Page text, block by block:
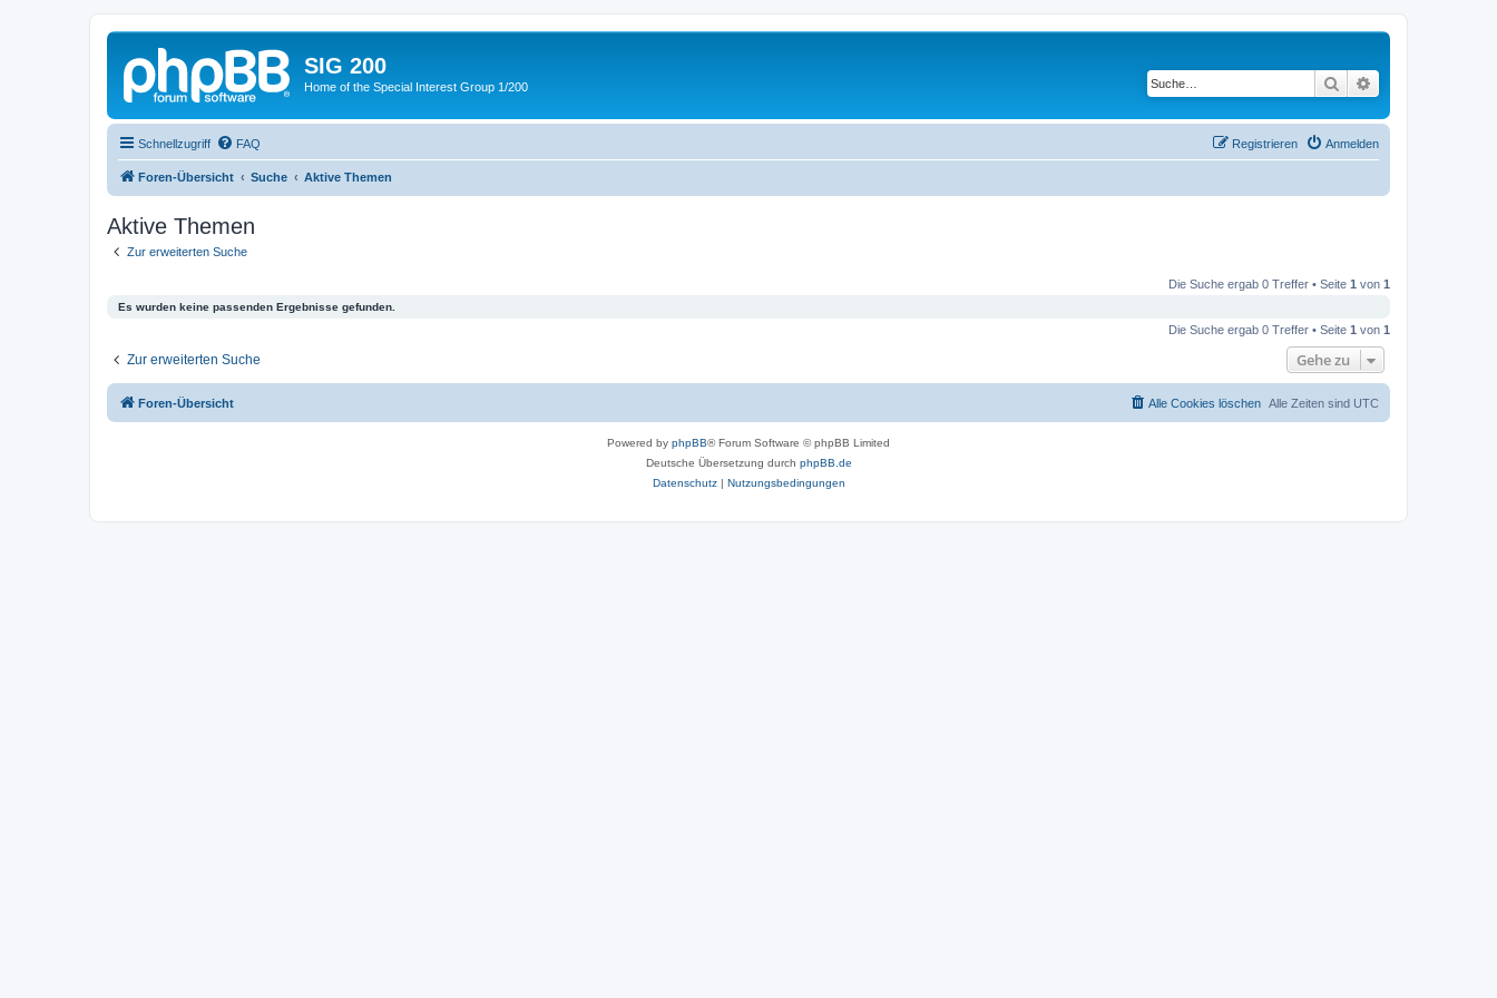
SIG 200
Home of the Special Interest Group 1/200 Suche
Schnellzugriff FAQ Anmelden
Registrieren
Foren-Übersicht Suche Aktive Themen
Aktive Themen
Zur erweiterten Suche
Die Suche ergab 0 Treffer • Seite 1 von 1
Es wurden keine passenden Ergebnisse gefunden.
Die Suche ergab 0 Treffer • Seite 1 von 1
Zur erweiterten Suche Gehe zu
Foren-Übersicht Alle Zeiten sind UTC
Alle Cookies löschen
Powered by phpBB® Forum Software © phpBB Limited
Deutsche Übersetzung durch phpBB.de
Datenschutz| Nutzungsbedingungen